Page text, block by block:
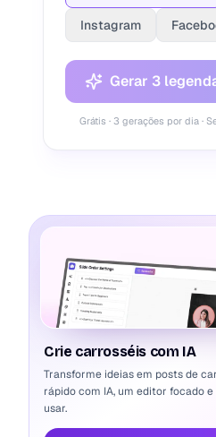
Instagram
Gerar 3
Grátis · 3 gerações por dia ·
Crie carrosséis com IA
Transforme ideias em posts de
rápido com IA, um editor focado
usar.